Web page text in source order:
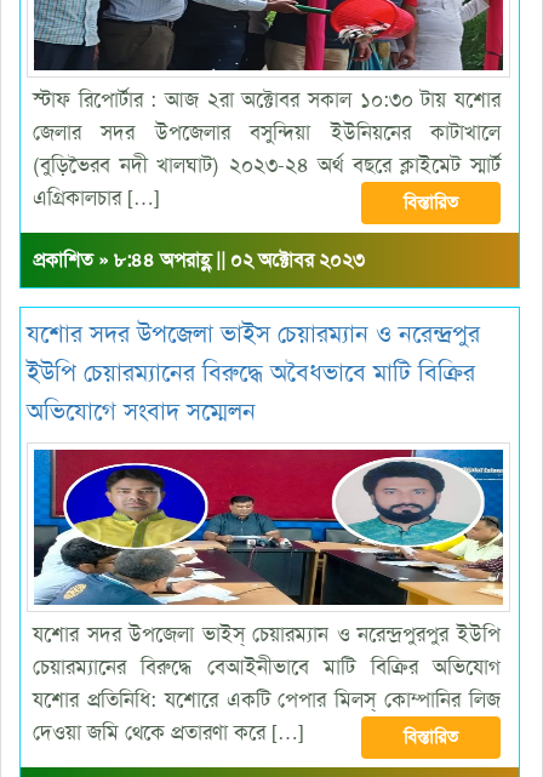
স্টাফ রিপোর্টার : আজ ২রা অক্টোবর সকাল ১০:৩০ টায় যশোর
জেলার সদর উপজেলার বসুন্দিয়া ইউনিয়নের কাটাখালে
(বুড়িভৈরব নদী খালঘাট) ২০২৩-২৪ অর্থ বছরে ক্লাইমেট স্মার্ট
এগ্রিকালচার […]
বিস্তারিত
প্রকাশিত » ৮:৪৪ অপরাহ্ণ || ০২ অক্টোবর ২০২৩
যশোর সদর উপজেলা ভাইস চেয়ারম্যান ও নরেন্দ্রপুর
ইউপি চেয়ারম্যানের বিরুদ্ধে অবৈধভাবে মাটি বিক্রির
অভিযোগে সংবাদ সম্মেলন
যশোর সদর উপজেলা ভাইস্ চেয়ারম্যান ও নরেন্দ্রপুরপুর ইউপি
চেয়ারম্যানের বিরুদ্ধে বেআইনীভাবে মাটি বিক্রির অভিযোগ
যশোর প্রতিনিধি: যশোরে একটি পেপার মিলস্ কোম্পানির লিজ
দেওয়া জমি থেকে প্রতারণা করে […]
বিস্তারিত